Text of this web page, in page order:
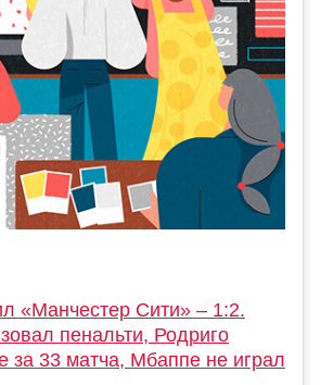
«Манчестер Сити» – 1:2.
пенальти, Родриго
за 33 матча, Мбаппе не играл